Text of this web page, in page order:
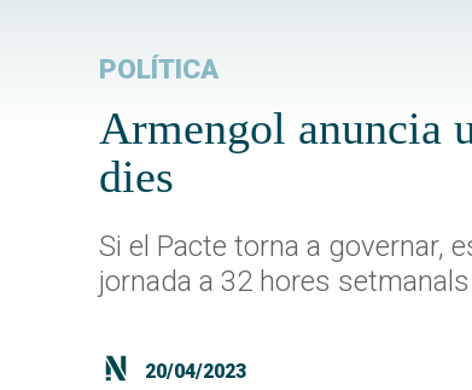
POLÍTICA
Armengol anuncia
dies
Si el Pacte torna a governar,
jornada a 32 hores setmanals
20/04/2023